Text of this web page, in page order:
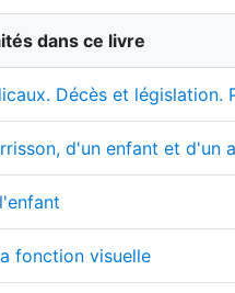
dans ce livre
Décès et législation.
d'un enfant et d'un
fonction visuelle